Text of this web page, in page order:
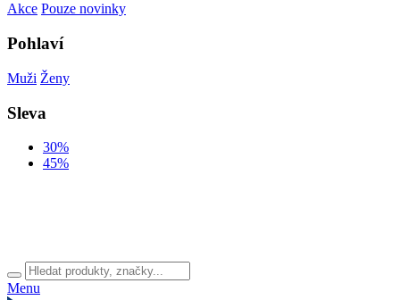
Akce Pouze novinky
Pohlaví
Muži Ženy
Sleva
30%
45%
Menu